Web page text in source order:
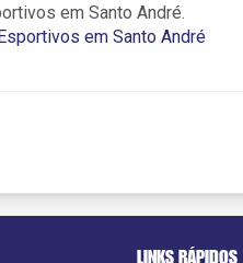
em Santo André.
em Santo André
LINKS RÁPIDOS